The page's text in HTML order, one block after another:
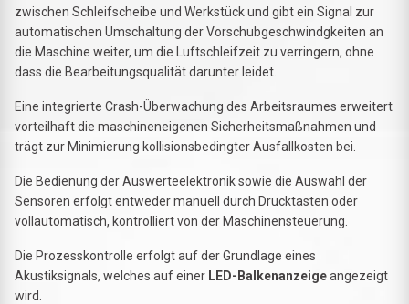
zwischen Schleifscheibe und Werkstück und gibt ein Signal zur
automatischen Umschaltung der Vorschubgeschwindgkeiten an
die Maschine weiter, um die Luftschleifzeit zu verringern, ohne
dass die Bearbeitungsqualität darunter leidet.
Eine integrierte Crash-Überwachung des Arbeitsraumes erweitert
vorteilhaft die maschineneigenen Sicherheitsmaßnahmen und
trägt zur Minimierung kollisionsbedingter Ausfallkosten bei.
Die Bedienung der Auswerteelektronik sowie die Auswahl der
Sensoren erfolgt entweder manuell durch Drucktasten oder
vollautomatisch, kontrolliert von der Maschinensteuerung.
Die Prozesskontrolle erfolgt auf der Grundlage eines
Akustiksignals, welches auf einer LED-Balkenanzeigeangezeigt
wird.